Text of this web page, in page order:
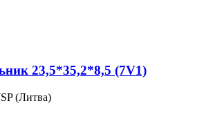
23,5*35,2*8,5 (7V1)
(Литва)